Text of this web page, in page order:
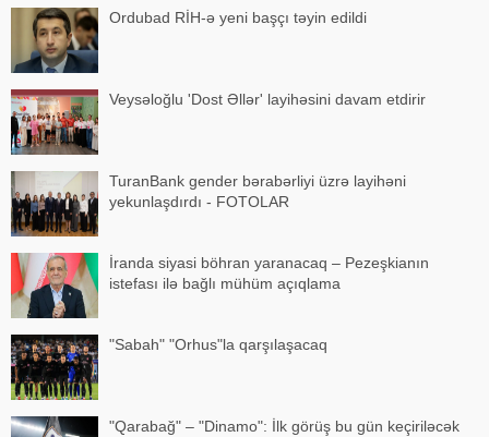
Ordubad RİH-ə yeni başçı təyin edildi
Veysəloğlu 'Dost Əllər' layihəsini davam etdirir
TuranBank gender bərabərliyi üzrə layihəni
yekunlaşdırdı - FOTOLAR
İranda siyasi böhran yaranacaq – Pezeşkianın
istefası ilə bağlı mühüm açıqlama
"Sabah" "Orhus"la qarşılaşacaq
"Qarabağ" – "Dinamo": İlk görüş bu gün keçiriləcək